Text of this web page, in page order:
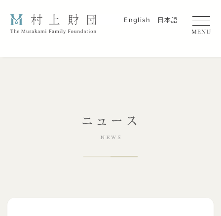
English 日本語
ニュース